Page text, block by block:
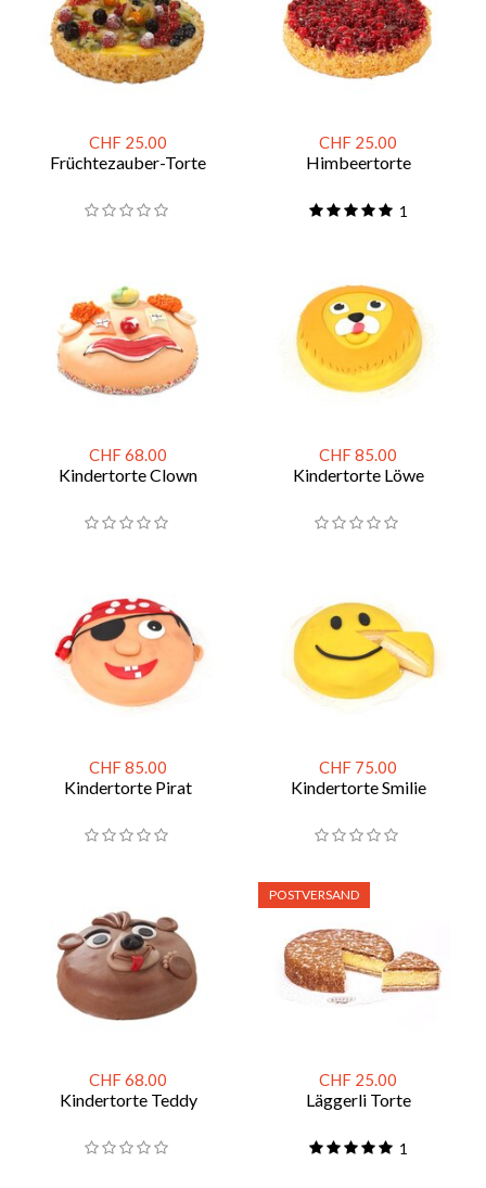
CHF 25.00
Früchtezauber-Torte
CHF 25.00
Himbeertorte
1
CHF 68.00
Kindertorte Clown
CHF 85.00
Kindertorte Löwe
CHF 85.00
Kindertorte Pirat
CHF 75.00
Kindertorte Smilie
CHF 68.00
Kindertorte Teddy
CHF 25.00
Läggerli Torte
1
POSTVERSAND